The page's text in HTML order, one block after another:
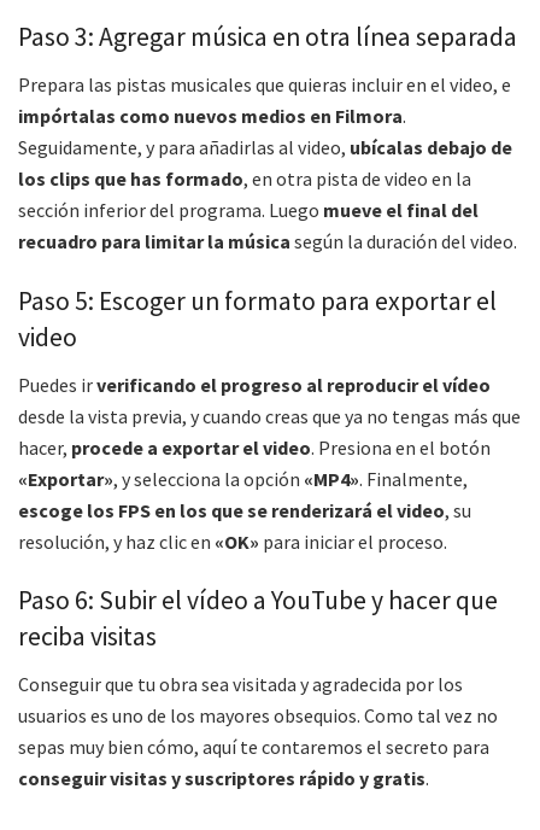
Paso 3: Agregar música en otra línea separada
Prepara las pistas musicales que quieras incluir en el video, e
impórtalas como nuevos medios en Filmora.
Seguidamente, y para añadirlas al video, ubícalas debajo de
los clips que has formado, en otra pista de video en la
sección inferior del programa. Luego mueve el final del
recuadro para limitar la música según la duración del video.
Paso 5: Escoger un formato para exportar el
video
Puedes irverificando el progreso al reproducir el vídeo
desde la vista previa, y cuando creas que ya no tengas más que
hacer, procede a exportar el video. Presiona en el botón
«Exportar», y selecciona la opción «MP4». Finalmente,
escoge los FPS en los que se renderizará el video, su
resolución, y haz clic en «OK» para iniciar el proceso.
Paso 6: Subir el vídeo a YouTube y hacer que
reciba visitas
Conseguir que tu obra sea visitada y agradecida por los
usuarios es uno de los mayores obsequios. Como tal vez no
sepas muy bien cómo, aquí te contaremos el secreto para
conseguir visitas y suscriptores rápido y gratis.